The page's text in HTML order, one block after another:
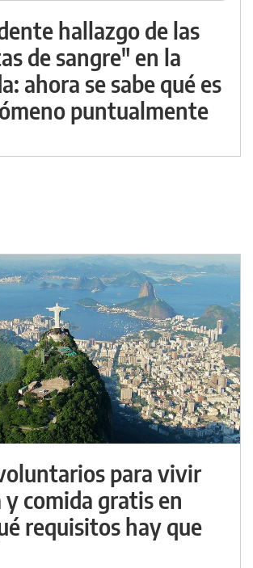
hallazgo de las
de sangre" en la
ahora se sabe qué es
puntualmente
para vivir
y comida gratis en
requisitos hay que